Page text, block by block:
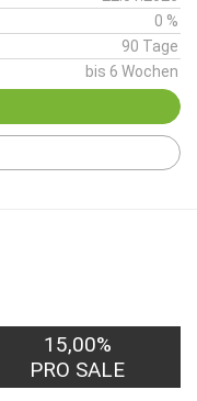
0 %
90 Tage
bis 6 Wochen
15,00%
PRO SALE